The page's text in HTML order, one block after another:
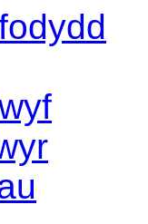
14:00
14:00
14:00
10:00
14:00
14:00
14:00
14:00
14:00
13:00
14:00
14:00
09:30
17:00
14:00